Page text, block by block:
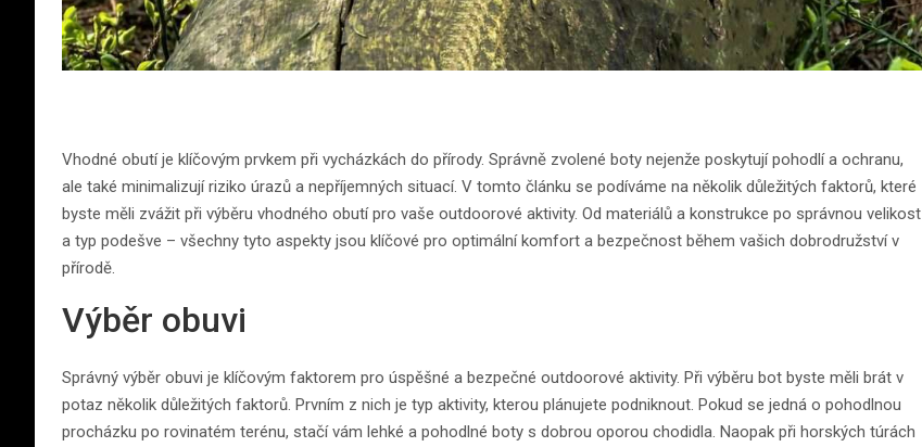
Vhodné obutí je klíčovým prvkem při vycházkách do přírody. Správně zvolené boty nejenže poskytují pohodlí a ochranu,
ale také minimalizují riziko úrazů a nepříjemných situací. V tomto článku se podíváme na několik důležitých faktorů, které
byste měli zvážit při výběru vhodného obutí pro vaše outdoorové aktivity. Od materiálů a konstrukce po správnou velikost
a typ podešve – všechny tyto aspekty jsou klíčové pro optimální komfort a bezpečnost během vašich dobrodružství v
přírodě.
Výběr obuvi
Správný výběr obuvi je klíčovým faktorem pro úspěšné a bezpečné outdoorové aktivity. Při výběru bot byste měli brát v
potaz několik důležitých faktorů. Prvním z nich je typ aktivity, kterou plánujete podniknout. Pokud se jedná o pohodlnou
procházku po rovinatém terénu, stačí vám lehké a pohodlné boty s dobrou oporou chodidla. Naopak při horských túrách